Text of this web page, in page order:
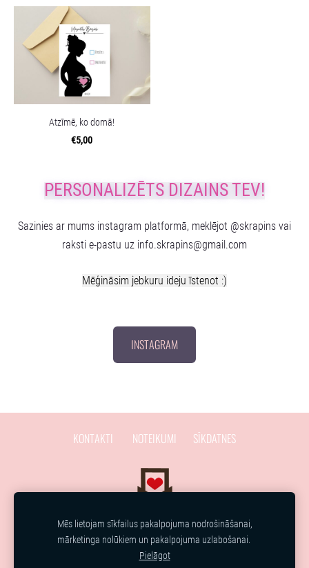
PERSONALIZĒTS DIZAINS TEV!
Sazinies ar mums instagram platformā, meklējot @skrapins vai
raksti e-pastu uz info.skrapins@gmail.com
Mēģināsim jebkuru ideju īstenot :)
INSTAGRAM
Atzīmē, ko domā!
€5,00
KONTAKTI NOTEIKUMI SĪKDATNES
Mēs lietojam sīkfailus pakalpojuma nodrošināšanai,
mārketinga nolūkiem un pakalpojuma uzlabošanai.
Pielāgot